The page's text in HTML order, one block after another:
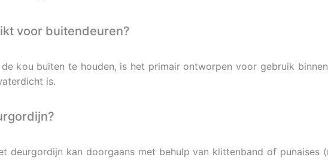
voor buitendeuren?
kou buiten te houden, is het primair ontworpen voor gebruik
is.
deurgordijn kan doorgaans met behulp van klittenband of punaises